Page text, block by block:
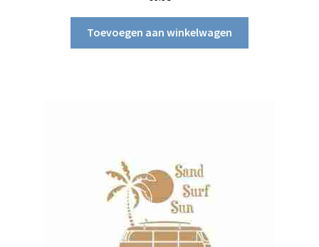
Toevoegen aan winkelwagen